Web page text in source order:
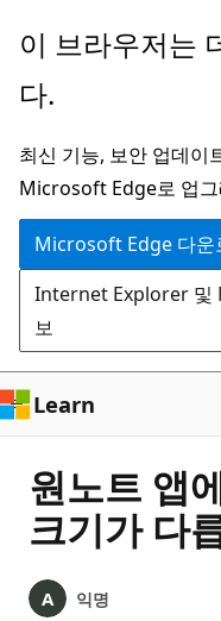
주
콘
츠
로
건
너
뛰
기
이 브라우저는
다.
최신 기능, 보안 업데이
Microsoft Edge로 업
Microsoft Edge 다운
Internet Explorer 및
보
Learn
원노트 앱
크기가 다
익명